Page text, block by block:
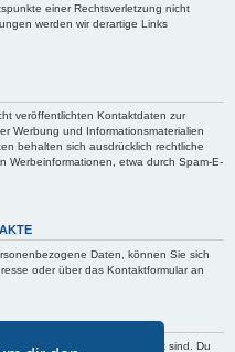
einer Rechtsverletzung nicht
werden wir derartige Links
veröffentlichten Kontaktdaten zur
Werbung und Informationsmaterialien
behalten sich ausdrücklich rechtliche
Werbeinformationen, etwa durch Spam-E-
Daten, können Sie sich
oder über das Kontaktformular an
Daten über dich gespeichert sind. Du